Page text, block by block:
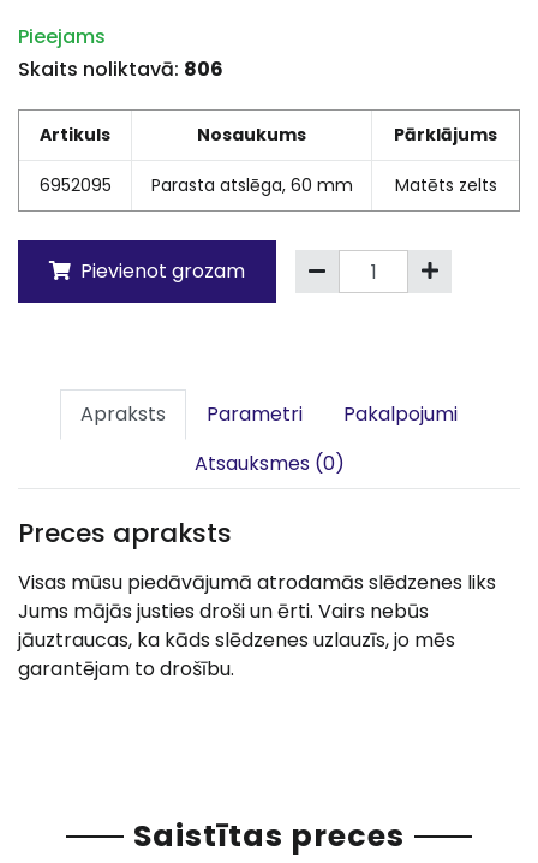
Pieejams
Skaits noliktavā: 806
Artikuls Nosaukums Pārklājums
6952095 Parasta atslēga, 60 mm Matēts zelts
Pievienot grozam
Apraksts Parametri
Pakalpojumi
Atsauksmes (0)
Preces apraksts
Visas mūsu piedāvājumā atrodamās slēdzenes liks
Jums mājās justies droši un ērti. Vairs nebūs
jāuztraucas, ka kāds slēdzenes uzlauzīs, jo mēs
garantējam to drošību.
Saistītas preces